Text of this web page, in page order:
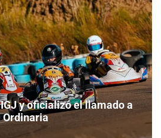
y oficializó el llamado a
Ordinaria